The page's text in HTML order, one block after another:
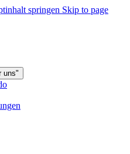
springen Skip to page
uns"